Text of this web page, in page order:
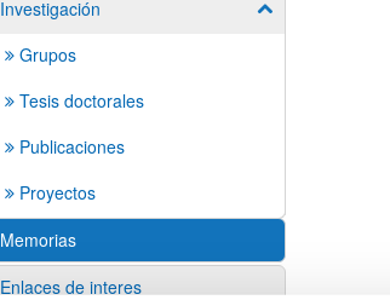
Investigación
Mostrar/ocultar
Grupos
Tesis doctorales
Publicaciones
Proyectos
Memorias
Enlaces de interes